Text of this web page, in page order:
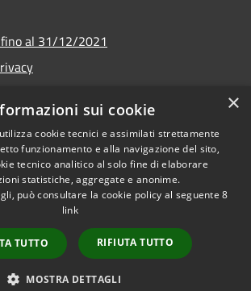
al 31/12/2021
di accessibilità
Copyright © 2026 • Comune di
Municipium•
Accesso
redazione
×
sui cookie
cookie tecnici e assimilati strettamente
funzionamento e alla navigazione del sito,
tecnico analitico al solo fine di elaborare
statistiche, aggregate e anonime.
può consultare la cookie policy al seguente8
link
TUTTO RIFIUTA TUTTO
MOSTRA DETTAGLI